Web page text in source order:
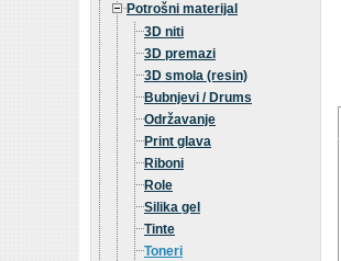
Potrošni materijal
3D niti
3D premazi
3D smola (resin)
Bubnjevi / Drums
Održavanje
Print glava
Riboni
Role
Silika gel
Tinte
Toneri